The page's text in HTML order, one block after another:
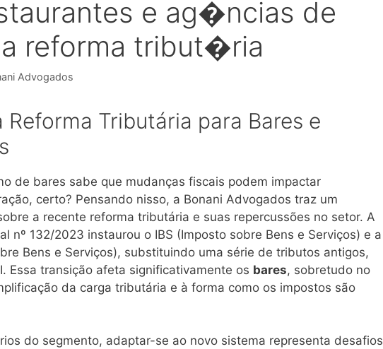
e ag�ncias de
reforma tribut�ria
Advogados
Reforma Tributária para Bares e
de bares sabe que mudanças fiscais podem impactar
certo? Pensando nisso, a Bonani Advogados traz um
a recente reforma tributária e suas repercussões no setor. A
nº 132/2023 instaurou o IBS (Imposto sobre Bens e Serviços) e a
Bens e Serviços), substituindo uma série de tributos antigos,
Essa transição afeta significativamente os bares, sobretudo no
da carga tributária e à forma como os impostos são
do segmento, adaptar-se ao novo sistema representa desafios